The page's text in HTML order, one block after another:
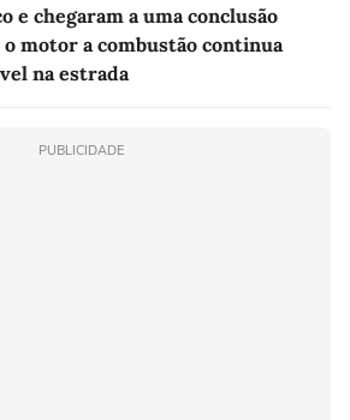
e chegaram a uma conclusão
motor a combustão continua
na estrada
PUBLICIDADE